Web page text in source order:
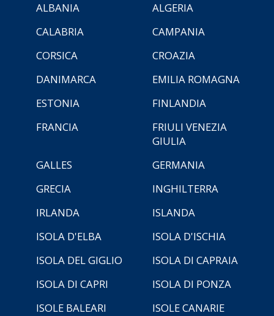
ALBANIA
ALGERIA
CALABRIA
CAMPANIA
CORSICA
CROAZIA
DANIMARCA
EMILIA ROMAGNA
ESTONIA
FINLANDIA
FRANCIA
FRIULI VENEZIA
GIULIA
GALLES
GERMANIA
GRECIA
INGHILTERRA
IRLANDA
ISLANDA
ISOLA D'ELBA
ISOLA D'ISCHIA
ISOLA DEL GIGLIO
ISOLA DI CAPRAIA
ISOLA DI CAPRI
ISOLA DI PONZA
ISOLE BALEARI
ISOLE CANARIE